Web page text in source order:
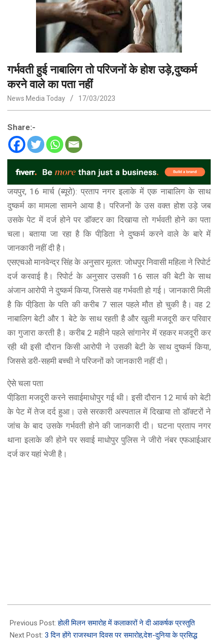
गर्भवती हुई नाबालिग तो परिजनों के होश उड़े,दुष्कर्म
करने वाले का पता नहीं
News Media Today 17/03/2023
Share:-
जयपुर, 16 मार्च (ब्यूरो): प्रताप नगर इलाके में एक नाबालिग के साथ
दुष्कर्म का मामला सामने आया है। परिजनों के उस वक्त होश उड़े जब
उसके पेट में दर्ज होने पर डॉक्टर का दिखाया तो गर्भवती होने का पता
चला। बताया जा रहा है कि पीडि़ता ने दुष्कर्म करने वाले के बारे में
जानकारी नहीं दी है।
एसएचओ मानवेन्द्र सिंह के अनुसार मूलत: जोधपुर निवासी महिला ने रिपोर्ट
दर्ज करवाई है। रिपोर्ट के अनुसार उसकी 16 साल की बेटी के साथ
अंजान आरोपी ने दुष्कर्म किया, जिससे वह गर्भवती हो गई। जानकारी मिली
है कि पीडि़ता के पति की करीब 7 साल पहले मौत हो चुकी है। वह 2
नाबालिग बेटी और 1 बेटे के साथ रहती है और खुली मजदूरी कर परिवार
का गुजारा करती है। करीब 2 महीने पहले सांगानेर में रहकर मजदूरी कर
रही थी इसी दौरान किसी आरोपी ने उसकी बेटी के साथ दुष्कर्म किया,
जिससे डरी-सहमी बच्ची ने परिजनों को जानकारी नहीं दी।
ऐसे चला पता
पीडि़ता मजदूरी करने सवाईमाधोपुर गई थी। इसी दौरान 12 मार्च को बेटी
के पेट में तेज दर्द हुआ। उसे सरकारी अस्पताल में दिखाया तो डॉक्टरों ने
जांच के बाद उसके गर्भवती होने की जानकारी दी। घटना प्रताप नगर
थाना इलाके की होने पर सवाई माधोपुर पुलिस ने जीरो नंबर एफआईआर
दर्ज कर यहां भेजी है।
03-
17
Previous Post:होली मिलन समारोह में कलाकारों ने दी आकर्षक प्रस्तुति
Next Post: 3 दिन होंगे राजस्थान दिवस पर समारोह,देश-दुनिया के प्रसिद्ध